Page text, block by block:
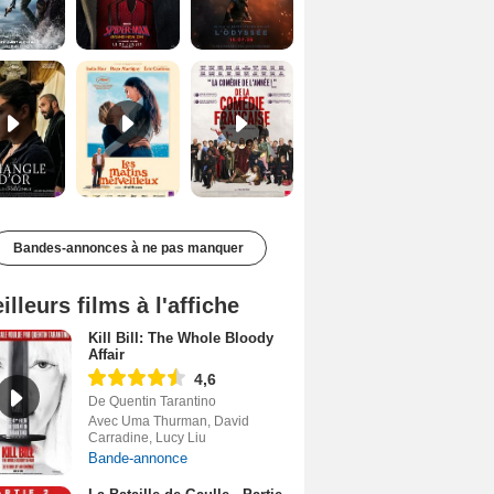
Le Triangle d'or Bande-annonce VF De la Comédie-Française Teaser VF
Bandes-annonces à ne pas manquer
films à l'affiche
Kill Bill: The Whole Bloody
Affair
4,6
De Quentin Tarantino
Avec Uma Thurman, David
Carradine, Lucy Liu
Bande-annonce